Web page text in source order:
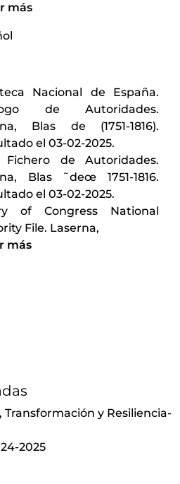
más
Nacional de España.
de Autoridades.
Blas de (1751-1816).
el 03-02-2025.
Fichero de Autoridades.
Blas ˜deœ 1751-1816.
el 03-02-2025.
of Congress National
File. Laserna,
más
Transformación y Resiliencia-
2025